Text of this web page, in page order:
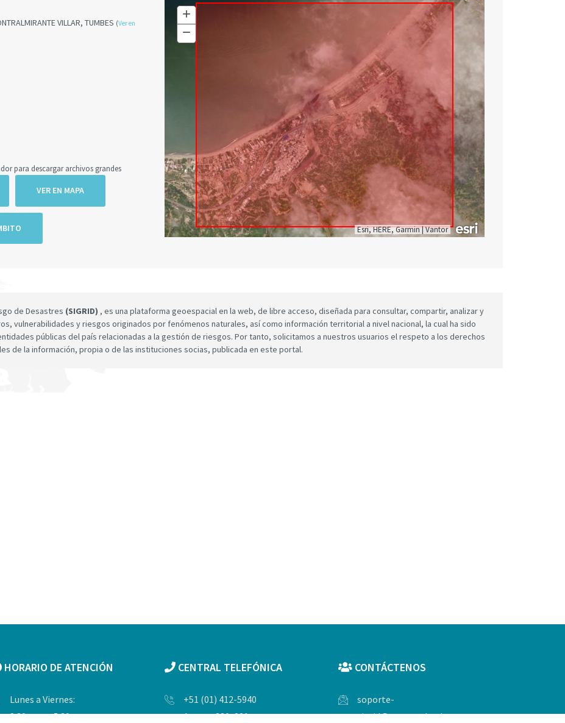
VILLAR, TUMBES (Ver en
para descargar archivos grandes
VER EN MAPA
Esri, HERE, Garmin|Vantor
+
In
−
Out
de Desastres (SIGRID) , es una plataforma geoespacial en la web, de libre acceso, diseñada para consultar, compartir, analizar y
vulnerabilidades y riesgos originados por fenómenos naturales, así como información territorial a nivel nacional, la cual ha sido
públicas del país relacionadas a la gestión de riesgos. Por tanto, solicitamos a nuestros usuarios el respeto a los derechos
de la información, propia o de las instituciones socias, publicada en este portal.
HORARIO DE ATENCIÓN
Lunes a Viernes:
8:30 a.m. a 5:30 p.m.
CENTRAL TELEFÓNICA
+51 (01) 412-5940
Anexos 330, 331
CONTÁCTENOS
soporte-
sigrid@cenepred.gob.pe